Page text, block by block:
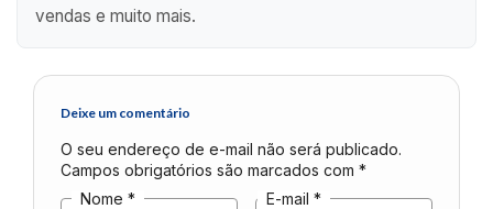
vendas e muito mais.
Deixe um comentário
O seu endereço de e-mail não será publicado.
Campos obrigatórios são marcados com *
Nome * E-mail *